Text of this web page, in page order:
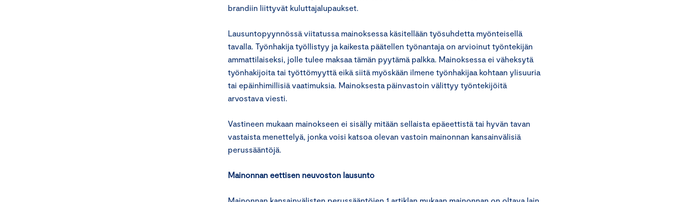
brandiin liittyvät kuluttajalupaukset.
Lausuntopyynnössä viitatussa mainoksessa käsitellään työsuhdetta myönteisellä
tavalla. Työnhakija työllistyy ja kaikesta päätellen työnantaja on arvioinut työntekijän
ammattilaiseksi, jolle tulee maksaa tämän pyytämä palkka. Mainoksessa ei väheksytä
työnhakijoita tai työttömyyttä eikä siitä myöskään ilmene työnhakijaa kohtaan ylisuuria
tai epäinhimillisiä vaatimuksia. Mainoksesta päinvastoin välittyy työntekijöitä
arvostava viesti.
Vastineen mukaan mainokseen ei sisälly mitään sellaista epäeettistä tai hyvän tavan
vastaista menettelyä, jonka voisi katsoa olevan vastoin mainonnan kansainvälisiä
perussääntöjä.
Mainonnan eettisen neuvoston lausunto